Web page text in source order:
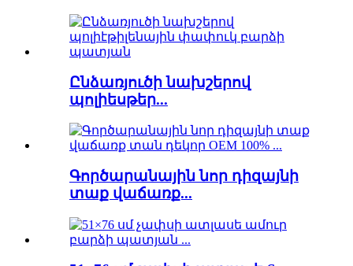
Ընձառյուծի նախշերով
պոլիեսթեր...
Գործարանային նոր դիզայնի
տաք վաճառք...